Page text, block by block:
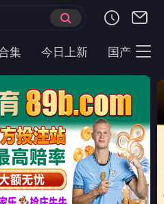
云短榜单 最近更新